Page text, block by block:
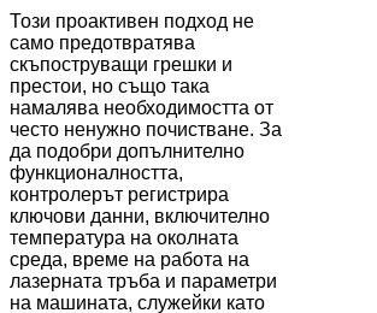
Този проактивен подход не
само предотвратява
скъпоструващи грешки и
престои, но също така
намалява необходимостта от
често ненужно почистване. За
да подобри допълнително
функционалността,
контролерът регистрира
ключови данни, включително
температура на околната
среда, време на работа на
лазерната тръба и параметри
на машината, служейки като